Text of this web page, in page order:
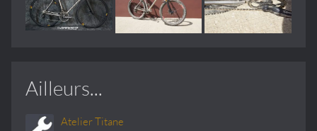
Ailleurs...
Atelier Titane